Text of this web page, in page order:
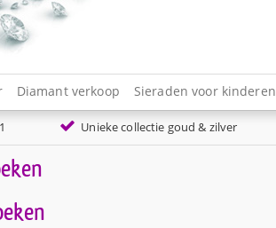
Diamant verkoop Sieraden voor kinderen
Unieke collectie goud & zilver